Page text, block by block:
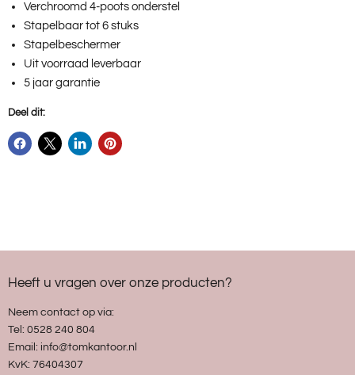
Verchroomd 4-poots onderstel
Stapelbaar tot 6 stuks
Stapelbeschermer
Uit voorraad leverbaar
5 jaar garantie
Deel dit:
Heeft u vragen over onze producten?
Neem contact op via:
Tel: 0528 240 804
Email: info@tomkantoor.nl
KvK: 76404307